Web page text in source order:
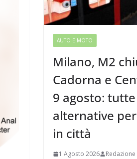
AUTO E MOTO
Milano, M2
Cadorna e
9 agosto:
alternative
in città
1 Agosto 2026